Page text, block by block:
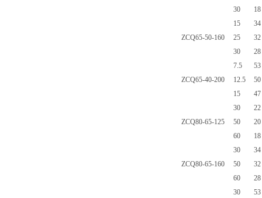
30
18
ZCQ65-50-160
15
25
30
34
32
28
ZCQ65-40-200
7.5
12.5
15
53
50
47
ZCQ80-65-125
30
50
60
22
20
18
ZCQ80-65-160
30
50
60
34
32
28
30
53